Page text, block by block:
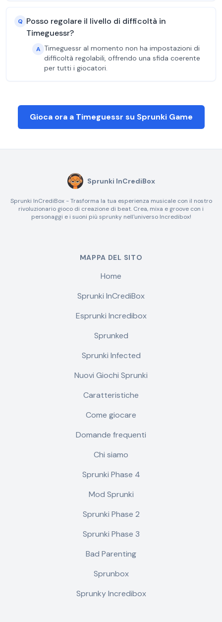
Q Posso regolare il livello di difficoltà in
Timeguessr?
A Timeguessr al momento non ha impostazioni di
difficoltà regolabili, offrendo una sfida coerente
per tutti i giocatori.
Gioca ora a Timeguessr su Sprunki Game
Sprunki InCrediBox
Sprunki InCrediBox - Trasforma la tua esperienza musicale con il nostro
rivoluzionario gioco di creazione di beat. Crea, mixa e groove con i
personaggi e i suoni più sprunky nell'universo Incredibox!
MAPPA DEL SITO
Home
Sprunki InCrediBox
Esprunki Incredibox
Sprunked
Sprunki Infected
Nuovi Giochi Sprunki
Caratteristiche
Come giocare
Domande frequenti
Chi siamo
Sprunki Phase 4
Mod Sprunki
Sprunki Phase 2
Sprunki Phase 3
Bad Parenting
Sprunbox
Sprunky Incredibox